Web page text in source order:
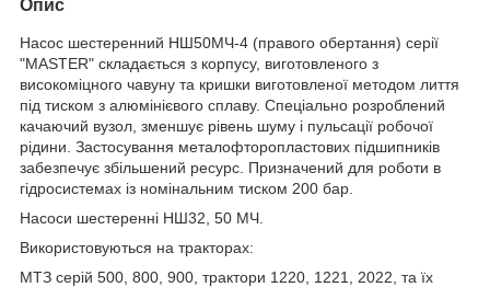
Опис
Насос шестеренний НШ50МЧ-4 (правого обертання) серії
"MASTER" складається з корпусу, виготовленого з
високоміцного чавуну та кришки виготовленої методом лиття
під тиском з алюмінієвого сплаву. Спеціально розроблений
качаючий вузол, зменшує рівень шуму і пульсації робочої
рідини. Застосування металофторопластових підшипників
забезпечує збільшений ресурс. Призначений для роботи в
гідросистемах із номінальним тиском 200 бар.
Насоси шестеренні НШ32, 50 МЧ.
Використовуються на тракторах:
МТЗ серій 500, 800, 900, трактори 1220, 1221, 2022, та їх